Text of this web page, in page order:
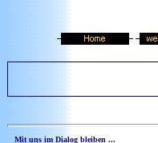
Mit uns im Dialog bleiben ...